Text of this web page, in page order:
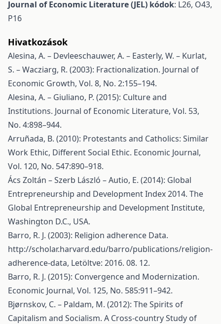
Journal of Economic Literature (JEL) kódok: L26, O43,
P16
Hivatkozások
Alesina, A. – Devleeschauwer, A. – Easterly, W. – Kurlat,
S. – Wacziarg, R. (2003): Fractionalization. Journal of
Economic Growth, Vol. 8, No. 2:155–194.
Alesina, A. – Giuliano, P. (2015): Culture and
Institutions. Journal of Economic Literature, Vol. 53,
No. 4:898–944.
Arruñada, B. (2010): Protestants and Catholics: Similar
Work Ethic, Different Social Ethic. Economic Journal,
Vol. 120, No. 547:890–918.
Ács Zoltán – Szerb László – Autio, E. (2014): Global
Entrepreneurship and Development Index 2014. The
Global Entrepreneurship and Development Institute,
Washington D.C., USA.
Barro, R. J. (2003): Religion adherence Data.
http://scholar.harvard.edu/barro/publications/religion-
adherence-data, Letöltve: 2016. 08. 12.
Barro, R. J. (2015): Convergence and Modernization.
Economic Journal, Vol. 125, No. 585:911–942.
Bjørnskov, C. – Paldam, M. (2012): The Spirits of
Capitalism and Socialism. A Cross-country Study of